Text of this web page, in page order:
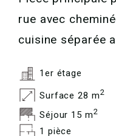
rue avec
cuisine séparée
1er étage
Surface 28 m2
Séjour 15 m2
1 pièce